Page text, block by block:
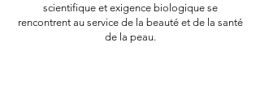
scientifique et exigence biologique se
rencontrent au service de la beauté et de la santé
de la peau.